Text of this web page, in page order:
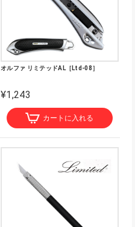
オルファ リミテッドAL［Ltd-08］
¥1,243
カートに入れる